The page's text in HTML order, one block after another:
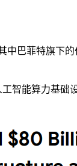
巴菲特旗下
智能算力基础